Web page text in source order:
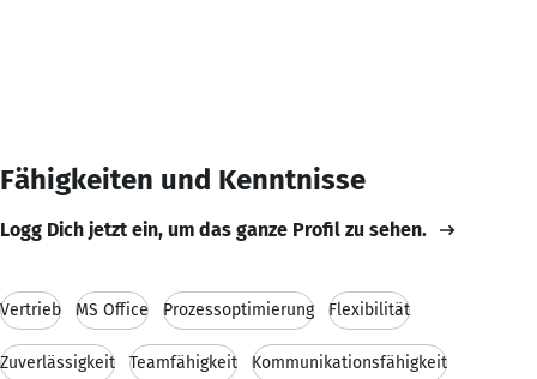
Fähigkeiten und Kenntnisse
Logg Dich jetzt ein, um das ganze Profil zu sehen.
Vertrieb MS Office Prozessoptimierung Flexibilität
Zuverlässigkeit Teamfähigkeit Kommunikationsfähigkeit